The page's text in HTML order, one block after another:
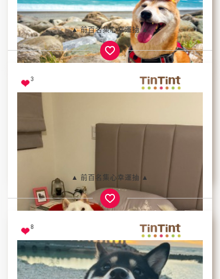
呆呆的歐雷與鬼靈精怪的拿鐵，兩毛的互動總是特別有
趣!
拿鐵歐雷
天使柴柴降落
▲ 前百名集心幸運抽 ▲
3
▲ 前百名集心幸運抽 ▲
8